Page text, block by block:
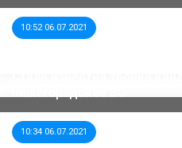
10:52 06.07.2021
10:34 06.07.2021